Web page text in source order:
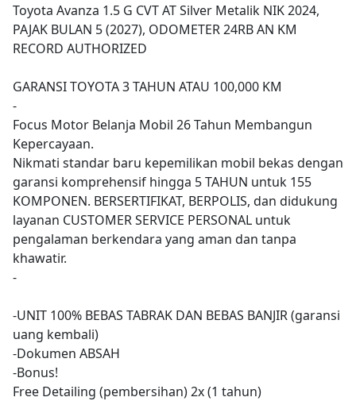
Toyota Avanza 1.5 G CVT AT Silver Metalik NIK 2024,
PAJAK BULAN 5 (2027), ODOMETER 24RB AN KM
RECORD AUTHORIZED
GARANSI TOYOTA 3 TAHUN ATAU 100,000 KM
-
Focus Motor Belanja Mobil 26 Tahun Membangun
Kepercayaan.
Nikmati standar baru kepemilikan mobil bekas dengan
garansi komprehensif hingga 5 TAHUN untuk 155
KOMPONEN. BERSERTIFIKAT, BERPOLIS, dan didukung
layanan CUSTOMER SERVICE PERSONAL untuk
pengalaman berkendara yang aman dan tanpa
khawatir.
-
-UNIT 100% BEBAS TABRAK DAN BEBAS BANJIR (garansi
uang kembali)
-Dokumen ABSAH
-Bonus!
Free Detailing (pembersihan) 2x (1 tahun)